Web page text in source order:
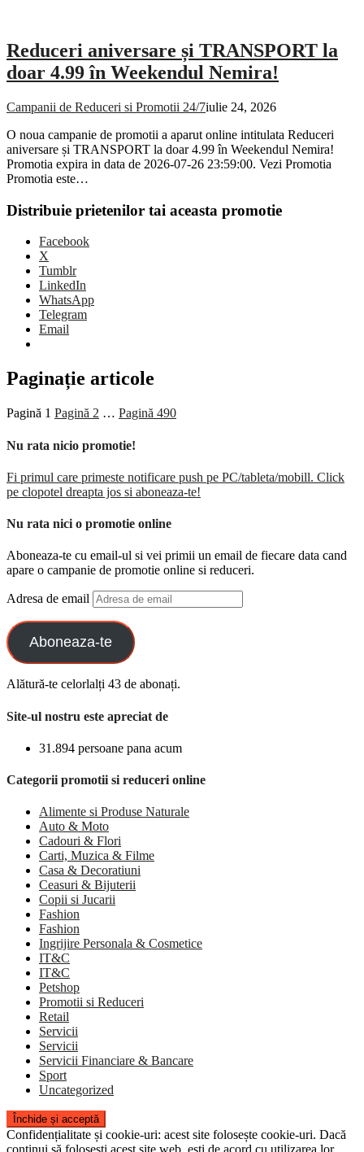
Reduceri aniversare și TRANSPORT la
doar 4.99 în Weekendul Nemira!
Campanii de Reduceri si Promotii 24/7iulie 24, 2026
O noua campanie de promotii a aparut online intitulata Reduceri
aniversare și TRANSPORT la doar 4.99 în Weekendul Nemira!
Promotia expira in data de 2026-07-26 23:59:00. Vezi Promotia
Promotia este…
Distribuie prietenilor tai aceasta promotie
Facebook
X
Tumblr
LinkedIn
WhatsApp
Telegram
Email
Paginație articole
Pagină 1 Pagină 2 … Pagină 490
Nu rata nicio promotie!
Fi primul care primeste notificare push pe PC/tableta/mobill. Click
pe clopotel dreapta jos si aboneaza-te!
Nu rata nici o promotie online
Aboneaza-te cu email-ul si vei primii un email de fiecare data cand
apare o campanie de promotie online si reduceri.
Adresa de email
Aboneaza-te
Alătură-te celorlalți 43 de abonați.
Site-ul nostru este apreciat de
31.894 persoane pana acum
Categorii promotii si reduceri online
Alimente si Produse Naturale
Auto & Moto
Cadouri & Flori
Carti, Muzica & Filme
Casa & Decoratiuni
Ceasuri & Bijuterii
Copii si Jucarii
Fashion
Fashion
Ingrijire Personala & Cosmetice
IT&C
IT&C
Petshop
Promotii si Reduceri
Retail
Servicii
Servicii
Servicii Financiare & Bancare
Sport
Uncategorized
Confidențialitate și cookie-uri: acest site folosește cookie-uri. Dacă